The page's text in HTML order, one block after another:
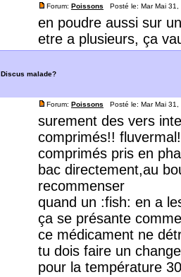
Forum: Poissons Posté le: Mar Mai
en poudre aussi sur
etre a plusieurs, ça
Discus malade?
Forum: Poissons Posté le: Mar Mai
surement des vers
comprimés!!
comprimés pris en
bac directement,au
recommenser
quand un :fish: en a
ça se présante
ce médicament ne
tu dois faire un
pour la température